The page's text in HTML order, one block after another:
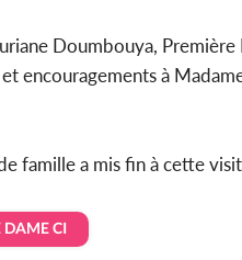
Doumbouya, Première
encouragements à
famille a mis fin à cette
DAME CI